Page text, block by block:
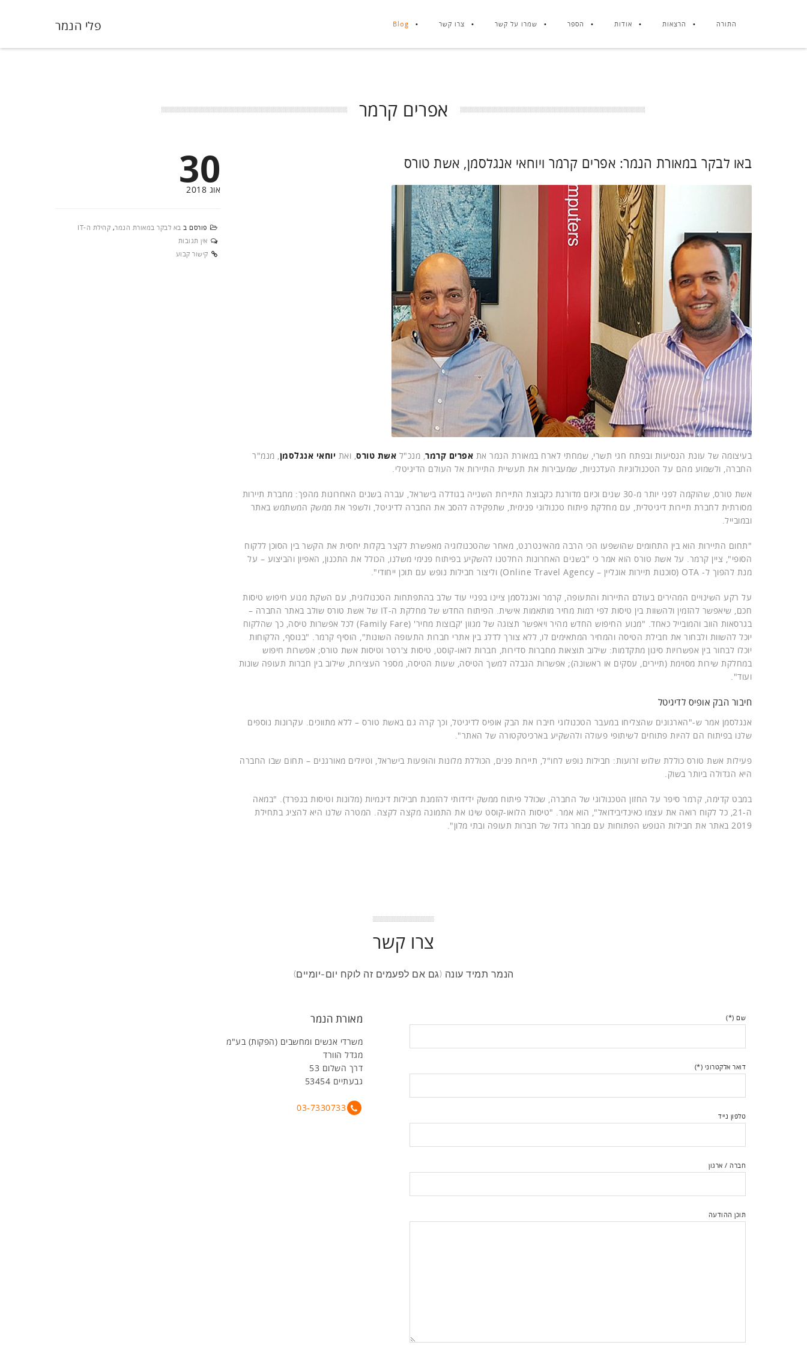
פלי הנמר התורה הרצאות אודות הספר שמרו על קשר צרו קשר Blog
אפרים קרמר
30
אוג 2018
פורסם ב בא לבקר במאורת הנמר, קהילת ה-IT
אין תגובות
קישור קבוע
באו לבקר במאורת הנמר: אפרים קרמר ויוחאי אנגלסמן, אשת טורס
בעיצומה של עונת הנסיעות ובפתח חגי תשרי, שמחתי לארח במאורת הנמר את אפרים קרמר, מנכ"ל אשת טורס, ואת יוחאי אנגלסמן, מנמ"ר
החברה, ולשמוע מהם על הטכנולוגיות העדכניות, שמעבירות את תעשיית התיירות אל העולם הדיגיטלי.
אשת טורס, שהוקמה לפני יותר מ-30 שנים וכיום מדורגת כקבוצת התיירות השנייה בגודלה בישראל, עברה בשנים האחרונות מהפך: מחברת תיירות
מסורתית לחברת תיירות דיגיטלית, עם מחלקת פיתוח טכנולוגי פנימית, שתפקידה להסב את החברה לדיגיטל, ולשפר את ממשק המשתמש באתר
ובמובייל.
"תחום התיירות הוא בין התחומים שהושפעו הכי הרבה מהאינטרנט, מאחר שהטכנולוגיה מאפשרת לקצר בקלות יחסית את הקשר בין הסוכן ללקוח
הסופי", ציין קרמר. על אשת טורס הוא אמר כי "בשנים האחרונות החלטנו להשקיע בפיתוח פנימי משלנו, הכולל את התכנון, האפיון והביצוע – על
מנת להפוך ל- OTA (סוכנות תיירות אונליין – Online Travel Agency) וליצור חבילות נופש עם תוכן ייחודי".
על רקע השינויים המהירים בעולם התיירות והתעופה, קרמר ואנגלסמן ציינו בפניי עוד שלב בהתפתחות הטכנולוגית, עם השקת מנוע חיפוש טיסות
חכם, שיאפשר להזמין ולהשוות בין טיסות לפי רמות מחיר מותאמות אישית. הפיתוח החדש של מחלקת ה-IT של אשת טורס שולב באתר החברה –
בגרסאות הווב והמובייל כאחד. "מנוע החיפוש החדש מהיר ויאפשר תצוגה של מגוון 'קבוצות מחיר' (Family Fare) לכל אפשרות טיסה, כך שהלקוח
יוכל להשוות ולבחור את חבילת הטיסה והמחיר המתאימים לו, ללא צורך לדלג בין אתרי חברות התעופה השונות", הוסיף קרמר. "בנוסף, הלקוחות
יוכלו לבחור בין אפשרויות סינון מתקדמות: שילוב תוצאות מחברות סדירות, חברות לואו-קוסט, טיסות צ'רטר וטיסות אשת טורס; אפשרות חיפוש
במחלקת שירות מסוימת (תיירים, עסקים או ראשונה); אפשרות הגבלה למשך הטיסה, שעות הטיסה, מספר העצירות, שילוב בין חברות תעופה שונות
ועוד".
חיבור הבק אופיס לדיגיטל
אנגלסמן אמר ש-"הארגונים שהצליחו במעבר הטכנולוגי חיברו את הבק אופיס לדיגיטל, וכך קרה גם באשת טורס – ללא מתווכים. עקרונות נוספים
שלנו בפיתוח הם להיות פתוחים לשיתופי פעולה ולהשקיע בארכיטקטורה של האתר".
פעילות אשת טורס כוללת שלוש זרועות: חבילות נופש לחו"ל, תיירות פנים, הכוללת מלונות והופעות בישראל, וטיולים מאורגנים – תחום שבו החברה
היא הגדולה ביותר בשוק.
במבט קדימה, קרמר סיפר על החזון הטכנולוגי של החברה, שכולל פיתוח ממשק ידידותי להזמנת חבילות דינמיות (מלונות וטיסות בנפרד). "במאה
ה-21, כל לקוח רואה את עצמו כאינדיבידואל", הוא אמר. "טיסות הלואו-קוסט שינו את התמונה מקצה לקצה. המטרה שלנו היא להציג בתחילת
2019 באתר את חבילות הנופש הפתוחות עם מבחר גדול של חברות תעופה ובתי מלון".
צרו קשר
הנמר תמיד עונה (גם אם לפעמים זה לוקח יום-יומיים)
מאורת הנמר
משרדי אנשים ומחשבים (הפקות) בע"מ
מגדל הוורד
דרך השלום 53
גבעתיים 53454
03-7330733
שם (*)
דואר אלקטרוני (*)
טלפון נייד
חברה / ארגון
תוכן ההודעה